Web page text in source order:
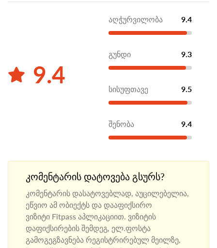
9.4
აღჭურვილობა 9.4
გუნდი 9.3
სისუფთავე 9.5
შენობა 9.4
კომენტარის დატოვება გსურს?
კომენტარის დასატოვებლად, აუცილებელია,
ეწვიო ამ ობიექტს და დააფიქსირო
ვიზიტი Fitpass აპლიკაციით. ვიზიტის
დაფიქსირების შემდეგ, ელ.ფოსტა
გამოგეგზავნება რეგისტრირებულ მეილზე,